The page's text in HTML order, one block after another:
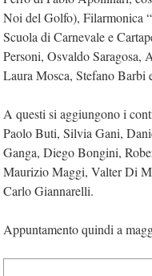
Noi del Golfo), Filarmonica
Scuola di Carnevale e
Personi, Osvaldo Saragosa,
Laura Mosca, Stefano Barbi
A questi si aggiungono i
Paolo Buti, Silvia Gani,
Ganga, Diego Bongini,
Maurizio Maggi, Valter Di
Carlo Giannarelli.
Appuntamento quindi a